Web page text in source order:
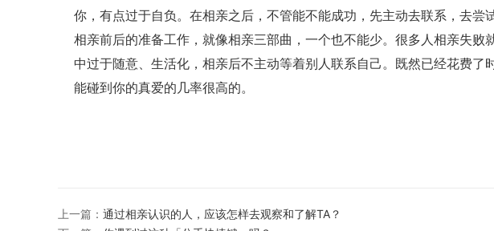
你，有点过于自负。在相亲之后，不管能不能成功，先主动去联系，去尝
相亲前后的准备工作，就像相亲三部曲，一个也不能少。很多人相亲失败
中过于随意、生活化，相亲后不主动等着别人联系自己。既然已经花费了
能碰到你的真爱的几率很高的。
上一篇： 通过相亲认识的人，应该怎样去观察和了解TA？